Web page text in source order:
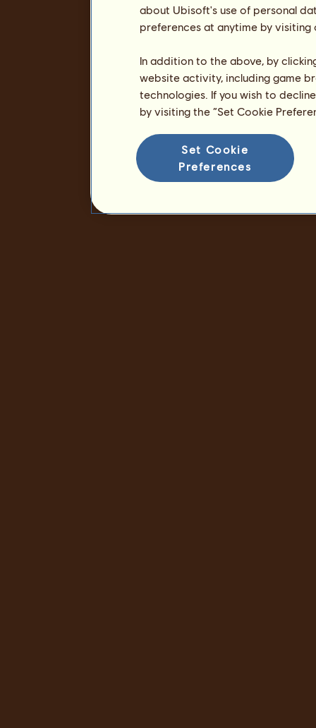
about Ubisoft's use of personal
preferences at anytime by
In addition to the above, by
website activity, including game
technologies. If you wish to
by visiting the “Set Cookie
Set Cookie
Preferences